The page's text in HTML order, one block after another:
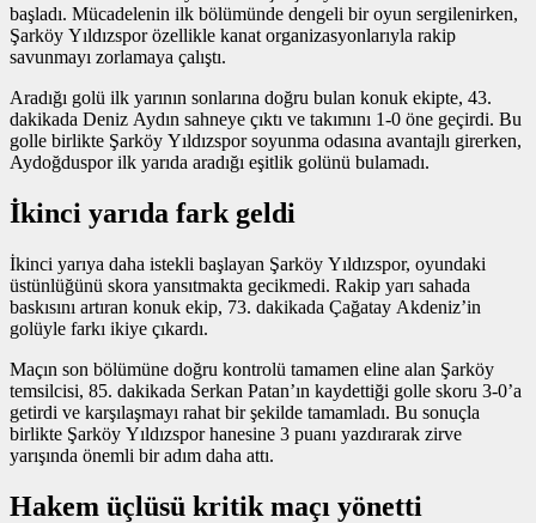
başladı. Mücadelenin ilk bölümünde dengeli bir oyun sergilenirken,
Şarköy Yıldızspor özellikle kanat organizasyonlarıyla rakip
savunmayı zorlamaya çalıştı.
Aradığı golü ilk yarının sonlarına doğru bulan konuk ekipte, 43.
dakikada Deniz Aydın sahneye çıktı ve takımını 1-0 öne geçirdi. Bu
golle birlikte Şarköy Yıldızspor soyunma odasına avantajlı girerken,
Aydoğduspor ilk yarıda aradığı eşitlik golünü bulamadı.
İkinci yarıda fark geldi
İkinci yarıya daha istekli başlayan Şarköy Yıldızspor, oyundaki
üstünlüğünü skora yansıtmakta gecikmedi. Rakip yarı sahada
baskısını artıran konuk ekip, 73. dakikada Çağatay Akdeniz’in
golüyle farkı ikiye çıkardı.
Maçın son bölümüne doğru kontrolü tamamen eline alan Şarköy
temsilcisi, 85. dakikada Serkan Patan’ın kaydettiği golle skoru 3-0’a
getirdi ve karşılaşmayı rahat bir şekilde tamamladı. Bu sonuçla
birlikte Şarköy Yıldızspor hanesine 3 puanı yazdırarak zirve
yarışında önemli bir adım daha attı.
Hakem üçlüsü kritik maçı yönetti